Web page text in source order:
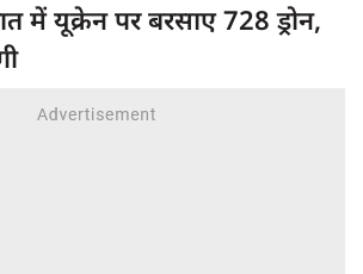
में यूक्रेन पर बरसाए 728 ड्रोन,